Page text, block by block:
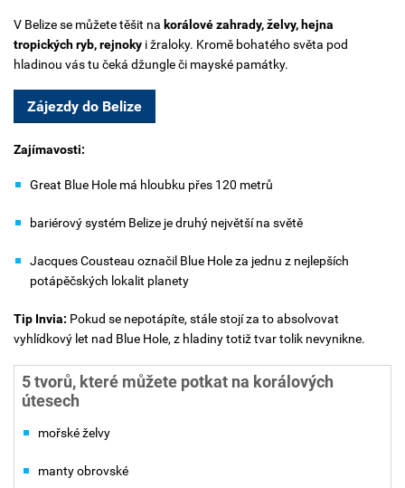
V Belize se můžete těšit na korálové zahrady, želvy, hejna
tropických ryb, rejnoky i žraloky. Kromě bohatého světa pod
hladinou vás tu čeká džungle či mayské památky.
Zájezdy do Belize
Zajímavosti:
Great Blue Hole má hloubku přes 120 metrů
bariérový systém Belize je druhý největší na světě
Jacques Cousteau označil Blue Hole za jednu z nejlepších
potápěčských lokalit planety
Tip Invia: Pokud se nepotápíte, stále stojí za to absolvovat
vyhlídkový let nad Blue Hole, z hladiny totiž tvar tolik nevynikne.
5 tvorů, které můžete potkat na korálových
útesech
mořské želvy
manty obrovské